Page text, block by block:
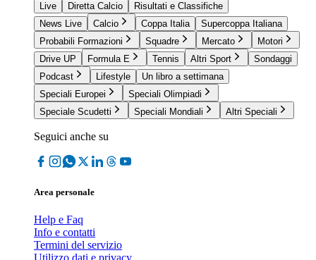
Live
Diretta Calcio
Risultati e Classifiche
News Live
Calcio Coppa Italia
Supercoppa Italiana
Probabili Formazioni
Squadre Mercato
Motori
Drive UP
Formula E Tennis Altri Sport
Sondaggi
Podcast
Lifestyle
Un libro a settimana
Speciali Europei
Speciali Olimpiadi
Speciale Scudetti
Speciali Mondiali Altri Speciali
Seguici anche su
Area personale
Help e Faq
Info e contatti
Termini del servizio